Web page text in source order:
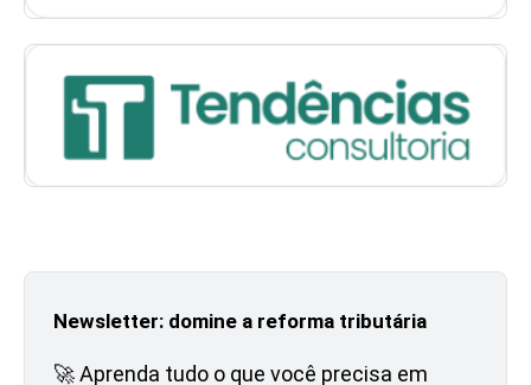
Newsletter: domine a reforma tributária
🚀 Aprenda tudo o que você precisa em